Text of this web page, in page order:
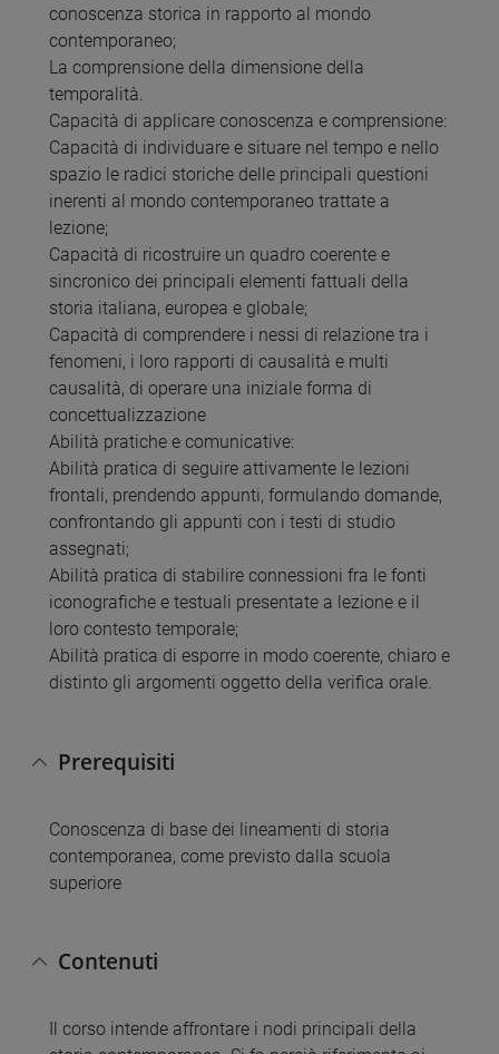
conoscenza storica in rapporto al mondo
contemporaneo;
La comprensione della dimensione della
temporalità.
Capacità di applicare conoscenza e comprensione:
Capacità di individuare e situare nel tempo e nello
spazio le radici storiche delle principali questioni
inerenti al mondo contemporaneo trattate a
lezione;
Capacità di ricostruire un quadro coerente e
sincronico dei principali elementi fattuali della
storia italiana, europea e globale;
Capacità di comprendere i nessi di relazione tra i
fenomeni, i loro rapporti di causalità e multi
causalità, di operare una iniziale forma di
concettualizzazione
Abilità pratiche e comunicative:
Abilità pratica di seguire attivamente le lezioni
frontali, prendendo appunti, formulando domande,
confrontando gli appunti con i testi di studio
assegnati;
Abilità pratica di stabilire connessioni fra le fonti
iconografiche e testuali presentate a lezione e il
loro contesto temporale;
Abilità pratica di esporre in modo coerente, chiaro e
distinto gli argomenti oggetto della verifica orale.
Prerequisiti
Conoscenza di base dei lineamenti di storia
contemporanea, come previsto dalla scuola
superiore
Contenuti
Il corso intende affrontare i nodi principali della